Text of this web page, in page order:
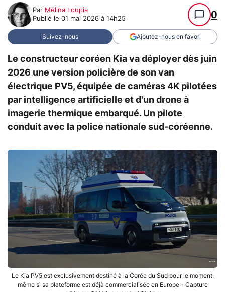
Par Mélina Loupia
Publié le 01 mai 2026 à 14h25 0
Suivez-nous Ajoutez-nous en favori
Le constructeur coréen Kia va déployer dès juin
2026 une version policière de son van
électrique PV5, équipée de caméras 4K pilotées
par intelligence artificielle et d'un drone à
imagerie thermique embarqué. Un pilote
conduit avec la police nationale sud-coréenne.
Le Kia PV5 est exclusivement destiné à la Corée du Sud pour le moment,
même si sa plateforme est déjà commercialisée en Europe - Capture